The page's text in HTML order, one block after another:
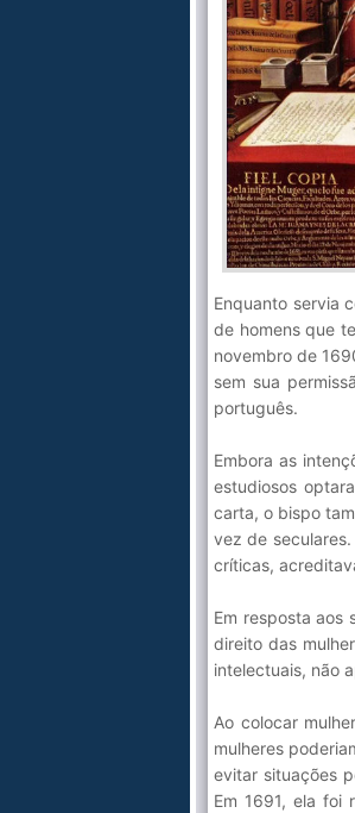
Enquanto servia
de homens que
novembro de
sem sua
português.
Embora as
estudiosos
carta, o bispo
vez de
críticas,
Em resposta aos
direito das
intelectuais, não
Ao colocar
mulheres
evitar situações
Em 1691, ela foi